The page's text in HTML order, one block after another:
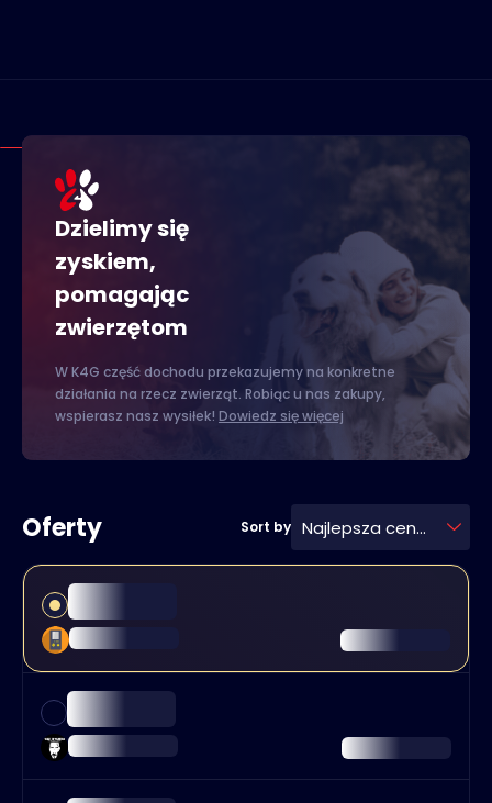
Dzielimy się
zyskiem,
pomagając
zwierzętom
W K4G część dochodu przekazujemy na konkretne
działania na rzecz zwierząt. Robiąc u nas zakupy,
wspierasz nasz wysiłek! Dowiedz się więcej
Oferty Sort by Najlepsza cena